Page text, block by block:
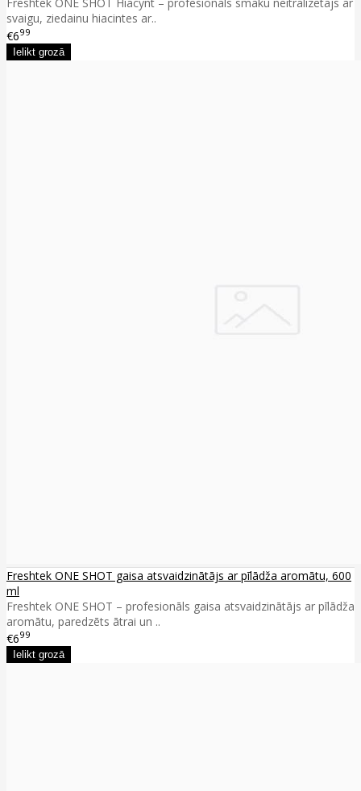
svaigu, ziedainu hiacintes ar..
€699
Freshtek ONE SHOT gaisa atsvaidzinātājs ar pīlādža aromātu, 600
ml
Freshtek ONE SHOT – profesionāls gaisa atsvaidzinātājs ar pīlādža
aromātu, paredzēts ātrai un ..
€699